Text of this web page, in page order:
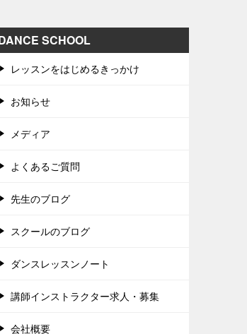
SCHOOL
レッスンをはじめるきっかけ
お知らせ
メディア
よくあるご質問
先生のブログ
スクールのブログ
ダンスレッスンノート
講師インストラクター求人・募集
会社概要